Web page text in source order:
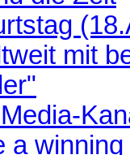
mit
a